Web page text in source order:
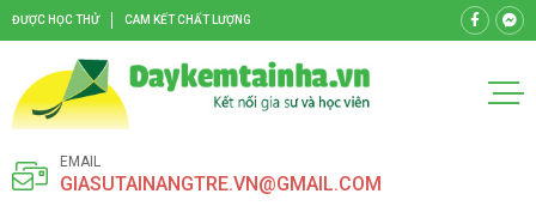
ĐƯỢC HỌC THỬ CAM KẾT CHẤT LƯỢNG
EMAIL
GIASUTAINANGTRE.VN@GMAIL.COM